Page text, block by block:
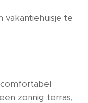
vakantiehuisje te
zonnig terras,